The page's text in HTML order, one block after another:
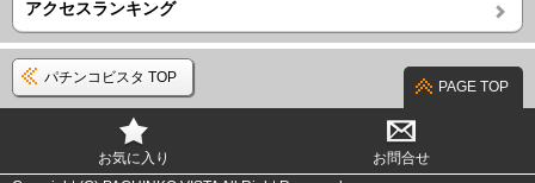
アクセスランキング
パチンコビスタ TOP
PAGE TOP
お気に入り
お問合せ